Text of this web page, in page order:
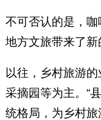
不可否认的是，
地方文旅带来了新
以往，乡村旅游的
采摘园等为主。“
统格局，为乡村